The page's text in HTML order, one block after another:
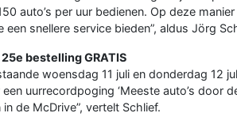
auto’s per uur bedienen. Op deze
een snellere service bieden”, aldus Jörg
25e bestelling GRATIS
woensdag 11 juli en donderdag 12
uurrecordpoging ‘Meeste auto’s door
in de McDrive”, vertelt Schlief.